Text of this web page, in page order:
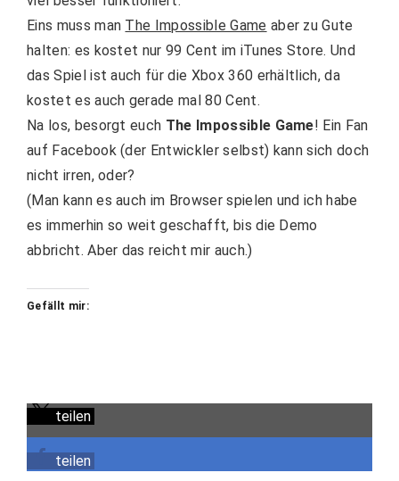
Eins muss man The Impossible Game aber zu Gute
halten: es kostet nur 99 Cent im iTunes Store. Und
das Spiel ist auch für die Xbox 360 erhältlich, da
kostet es auch gerade mal 80 Cent.
Na los, besorgt euch The Impossible Game! Ein Fan
auf Facebook (der Entwickler selbst) kann sich doch
nicht irren, oder?
(Man kann es auch im Browser spielen und ich habe
es immerhin so weit geschafft, bis die Demo
abbricht. Aber das reicht mir auch.)
Gefällt mir:
teilen
teilen